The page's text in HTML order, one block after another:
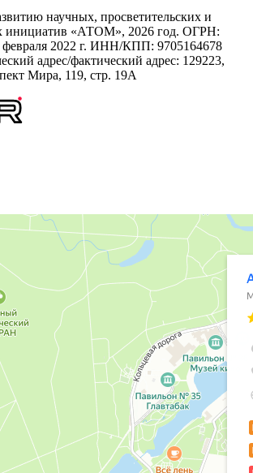
научных, просветительских и
инициатив «АТОМ», 2026 год. ОГРН:
февраля 2022 г. ИНН/КПП: 9705164678
адрес/фактический адрес: 129223,
Мира, 119, стр. 19А